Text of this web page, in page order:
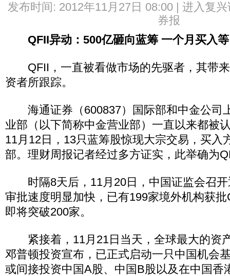
发布时间: 2012年11月27日 08:00 | 进入复兴
券报
QFII异动：500亿砸向蓝筹 一个月买入
QFII，一直被看做市场的先驱者，其带来
资者所跟踪。
海通证券（600837）国际部和中金公司
业部（以下简称中金营业部）一直以来都被
11月12日，13只蓝筹股惊现大宗交易，买入
部。理财周报记者经过多方证实，此举确为
时隔8天后，11月20日，中国证监会召开
审批速度明显加快，已有199家境外机构获
即将突破200家。
紧接着，11月21日当天，全球最大的资
邓普顿投资宣布，已正式启动一只中国机会
或间接投资中国A股、中国B股以及在中国香